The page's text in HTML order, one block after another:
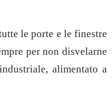
le porte e le finestre
per non disvelarne
alimentato a